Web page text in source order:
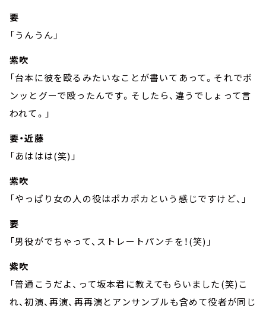
要
「うんうん」
紫吹
「台本に彼を殴るみたいなことが書いてあって。それでボ
ンッとグーで殴ったんです。そしたら、違うでしょって言
われて。」
要・近藤
「あははは(笑)」
紫吹
「やっぱり女の人の役はポカポカという感じですけど、」
要
「男役がでちゃって、ストレートパンチを！(笑)」
紫吹
「普通こうだよ、って坂本君に教えてもらいました(笑)こ
れ、初演、再演、再再演とアンサンブルも含めて役者が同じ